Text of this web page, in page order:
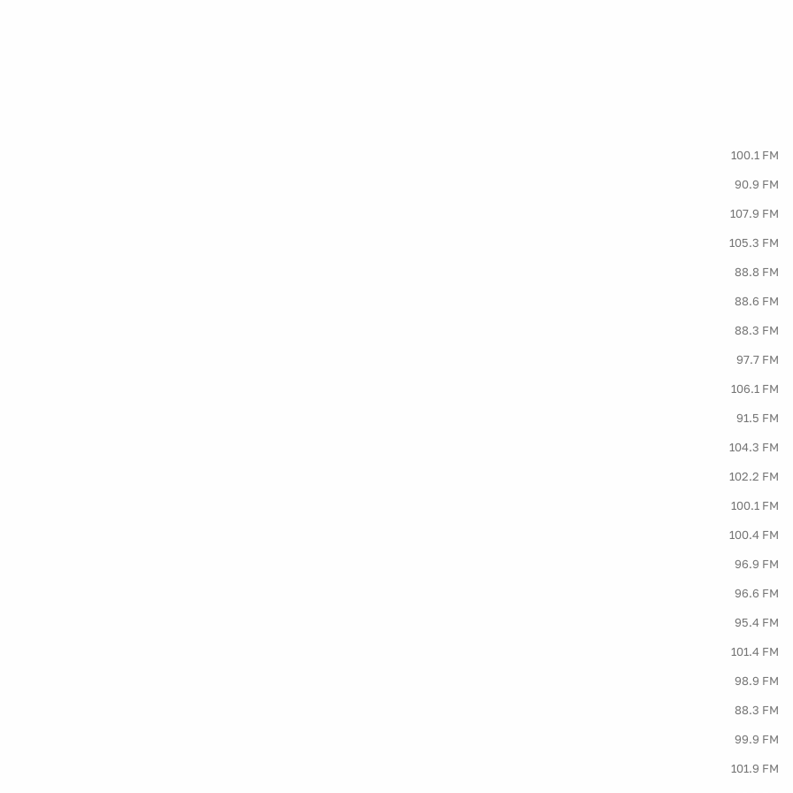
100.1 FM
90.9 FM
107.9 FM
105.3 FM
88.8 FM
88.6 FM
88.3 FM
97.7 FM
106.1 FM
91.5 FM
104.3 FM
102.2 FM
100.1 FM
100.4 FM
96.9 FM
96.6 FM
95.4 FM
101.4 FM
98.9 FM
88.3 FM
99.9 FM
101.9 FM